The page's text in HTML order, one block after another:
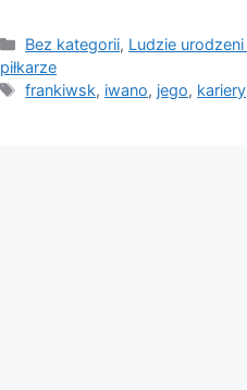
Kategorie
Bez kategorii, Ludzie
piłkarze
Tagi
frankiwsk, iwano, jego, kariery